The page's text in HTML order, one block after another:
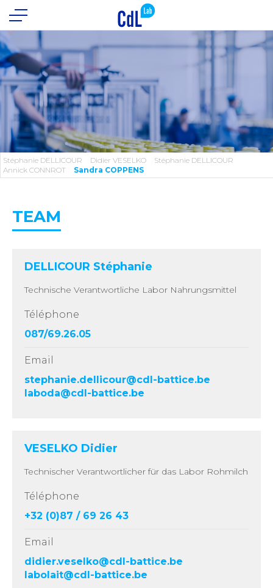
Stéphanie DELLICOUR Didier VESELKO
Stéphanie DELLICOUR
Annick CONNROT
Sandra COPPENS
TEAM
DELLICOUR Stéphanie
Technische Verantwortliche Labor Nahrungsmittel
Téléphone
087/69.26.05
Email
stephanie.dellicour@cdl-battice.be
laboda@cdl-battice.be
VESELKO Didier
Technischer Verantwortlicher für das Labor Rohmilch
Téléphone
+32 (0)87 / 69 26 43
Email
didier.veselko@cdl-battice.be
labolait@cdl-battice.be